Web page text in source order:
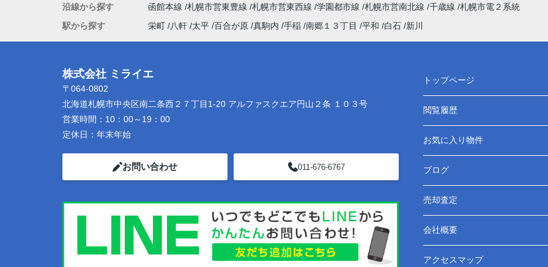
沿線から探す
函館本線 札幌市営東豊線 札幌市営東西線 学園都市線 札幌市営南北線 千歳線 札幌市電２系統
駅から探す
栄町 八軒 太平 百合が原 真駒内 手稲 南郷１３丁目 平和 白石 新川
株式会社 ミライエ
〒064-0802
北海道札幌市中央区南二条西２７丁目1-20 アルファスクエア円山２条 １０３号
営業時間： 10：00～19：00
定休日： 年末年始
お問い合わせ 011-676-6767
トップページ
閲覧履歴
お気に入り物件
ブログ
売却査定
会社概要
アクセスマップ